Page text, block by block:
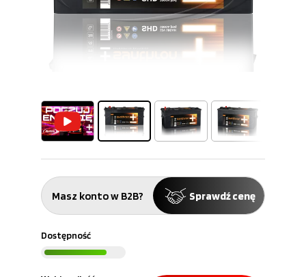
Masz konto w B2B? Sprawdź cenę
Dostępność